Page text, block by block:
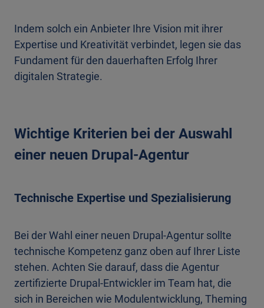
Indem solch ein Anbieter Ihre Vision mit ihrer
Expertise und Kreativität verbindet, legen sie das
Fundament für den dauerhaften Erfolg Ihrer
digitalen Strategie.
Wichtige Kriterien bei der Auswahl
einer neuen Drupal-Agentur
Technische Expertise und Spezialisierung
Bei der Wahl einer neuen Drupal-Agentur sollte
technische Kompetenz ganz oben auf Ihrer Liste
stehen. Achten Sie darauf, dass die Agentur
zertifizierte Drupal-Entwickler im Team hat, die
sich in Bereichen wie Modulentwicklung, Theming